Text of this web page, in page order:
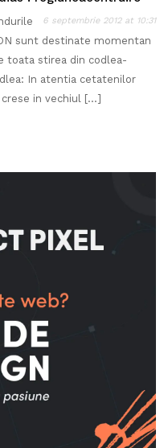
6 septembrie 2012 at 10:31
sunt destinate momentan
toata stirea din codlea-
In atentia cetatenilor
in vechiul […]